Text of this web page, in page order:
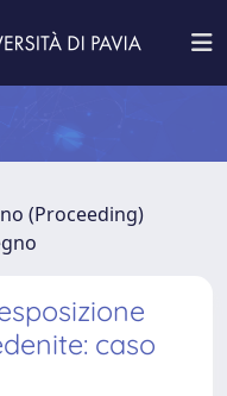
(Proceeding)
caso